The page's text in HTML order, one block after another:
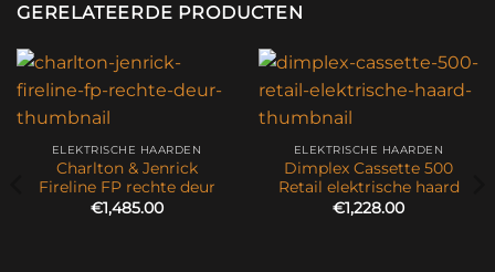
GERELATEERDE PRODUCTEN
ELEKTRISCHE HAARDEN
Charlton & Jenrick
Fireline FP rechte deur
€1,485.00
ELEKTRISCHE HAARDEN
Dimplex Cassette 500
Retail elektrische haard
€1,228.00